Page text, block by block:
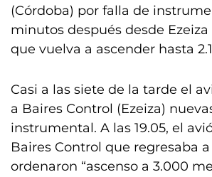
(Córdoba) por falla de
minutos después desde
que vuelva a ascender hasta
Casi a las siete de la tarde el
a Baires Control (Ezeiza)
instrumental. A las 19.05, el
Baires Control que regresaba a
ordenaron “ascenso a 3.000